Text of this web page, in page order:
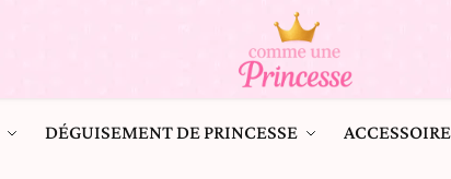
DÉGUISEMENT DE PRINCESSE